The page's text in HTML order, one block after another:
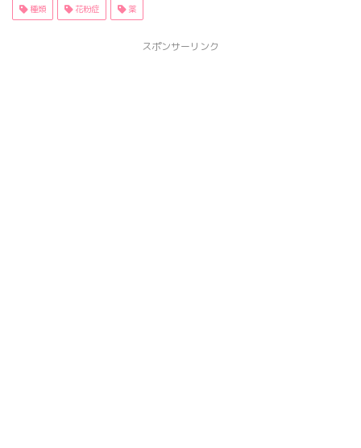
種類 花粉症 薬
スポンサーリンク